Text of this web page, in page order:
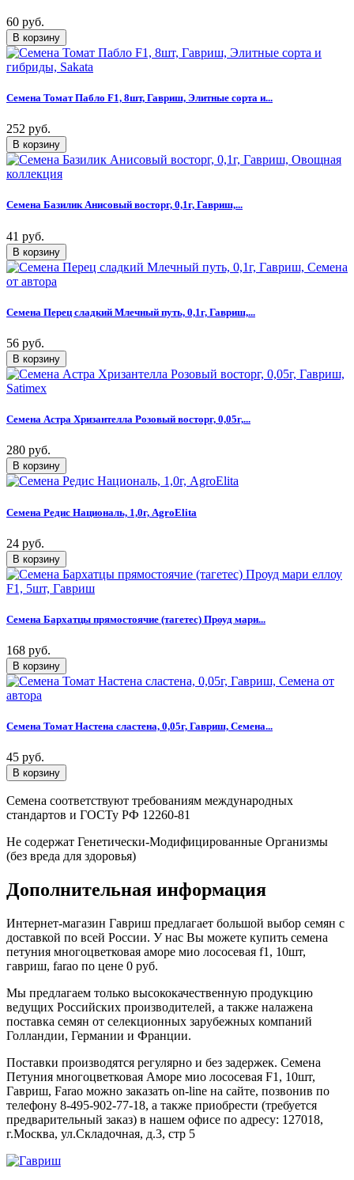
60 руб.
Семена Томат Пабло F1, 8шт, Гавриш, Элитные сорта и...
252 руб.
Семена Базилик Анисовый восторг, 0,1г, Гавриш,...
41 руб.
Семена Перец сладкий Млечный путь, 0,1г, Гавриш,...
56 руб.
Семена Астра Хризантелла Розовый восторг, 0,05г,...
280 руб.
Семена Редис Националь, 1,0г, AgroElita
24 руб.
Семена Бархатцы прямостоячие (тагетес) Проуд мари...
168 руб.
Семена Томат Настена сластена, 0,05г, Гавриш, Семена...
45 руб.
Семена соответствуют требованиям международных
стандартов и ГОСТу РФ 12260-81
Не содержат Генетически-Модифицированные Организмы
(без вреда для здоровья)
Дополнительная информация
Интернет-магазин Гавриш предлагает большой выбор семян с
доставкой по всей России. У нас Вы можете купить семена
петуния многоцветковая аморе мио лососевая f1, 10шт,
гавриш, farao по цене 0 руб.
Мы предлагаем только высококачественную продукцию
ведущих Российских производителей, а также налажена
поставка семян от селекционных зарубежных компаний
Голландии, Германии и Франции.
Поставки производятся регулярно и без задержек. Семена
Петуния многоцветковая Аморе мио лососевая F1, 10шт,
Гавриш, Farao можно заказать on-line на сайте, позвонив по
телефону 8-495-902-77-18, а также приобрести (требуется
предварительный заказ) в нашем офисе по адресу: 127018,
г.Москва, ул.Складочная, д.3, стр 5